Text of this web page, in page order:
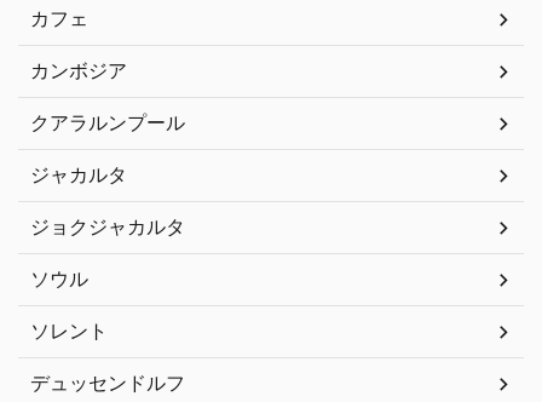
カフェ
カンボジア
クアラルンプール
ジャカルタ
ジョクジャカルタ
ソウル
ソレント
デュッセンドルフ